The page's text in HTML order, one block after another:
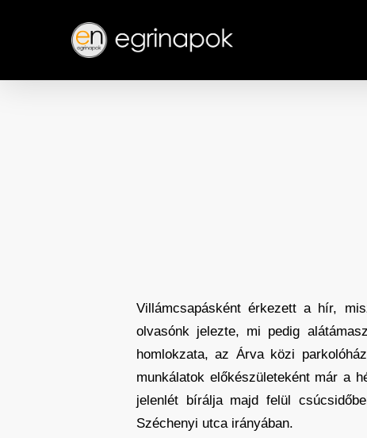
content
Villámcsapásként érkezett a hír,
olvasónk jelezte, mi pedig
homlokzata, az Árva közi
munkálatok előkészületeként már a
jelenlét bírálja majd felül
Széchenyi utca irányában.